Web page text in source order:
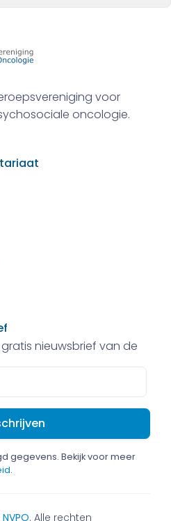
voor
oncologie.
nieuwsbrief van de
gegevens. Bekijk voor meer
.
NVPO. Alle rechten